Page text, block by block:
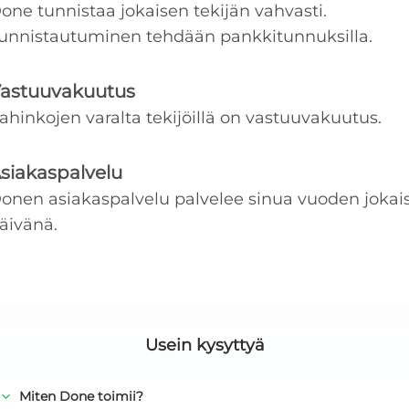
tunnistaa jokaisen tekijän vahvasti.
tehdään pankkitunnuksilla.
varalta tekijöillä on vastuuvakuutus.
asiakaspalvelu palvelee sinua vuoden
Usein kysyttyä
Miten Done toimii?